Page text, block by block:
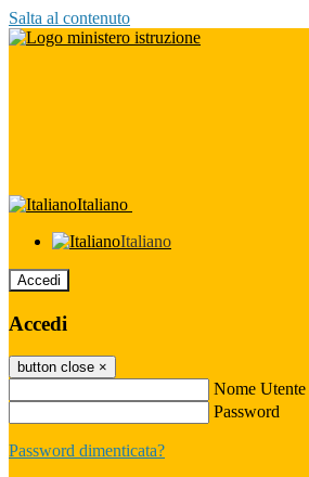
Salta al contenuto
Italiano
Italiano
Accedi
Accedi
button close ×
Nome Utente
Password
Password dimenticata?